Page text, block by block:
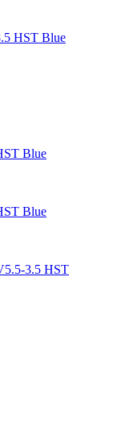
HST Blue
Blue
Blue
3.5 HST